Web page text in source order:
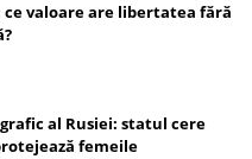
ce valoare are libertatea fără
al Rusiei: statul cere
femeile